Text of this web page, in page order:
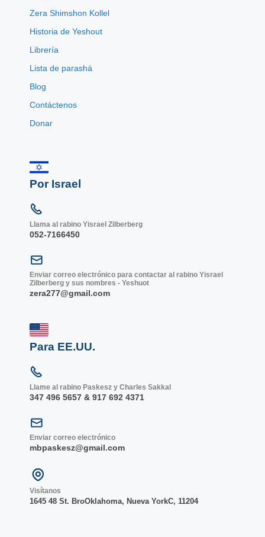
Zera Shimshon Kollel
Historia de Yeshout
Librería
Lista de parashá
Blog
Contáctenos
Donar
Por Israel
Llama al rabino Yisrael Zilberberg
052-7166450
Enviar correo electrónico para contactar al rabino Yisrael
Zilberberg y sus nombres - Yeshuot
zera277@gmail.com
Para EE.UU.
Llame al rabino Paskesz y Charles Sakkal
347 496 5657 & 917 692 4371
Enviar correo electrónico
mbpaskesz@gmail.com
Visítanos
1645 48 St. BroOklahoma, Nueva YorkC, 11204